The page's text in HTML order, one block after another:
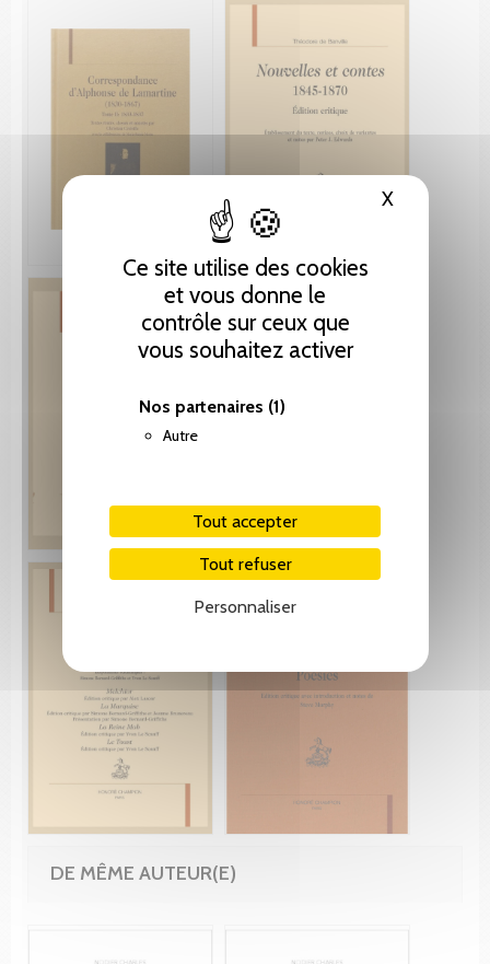
Ce site utilise des cookies
et vous donne le
contrôle sur ceux que
vous souhaitez activer
Nos partenaires (1)
Autre
Tout accepter
Tout refuser
Personnaliser
XMasquer
DE MÊME AUTEUR(E)